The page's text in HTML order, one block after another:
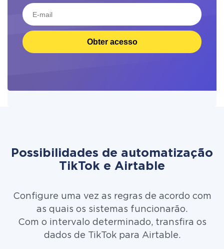
Obter acesso
Possibilidades de automatização
TikTok e Airtable
Configure uma vez as regras de acordo com
as quais os sistemas funcionarão.
Com o intervalo determinado, transfira os
dados de TikTok para Airtable.